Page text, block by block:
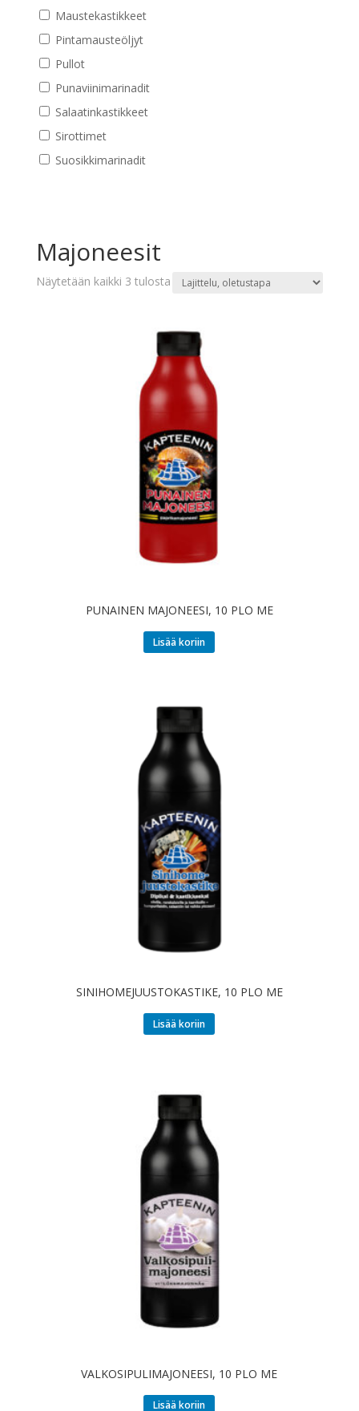
Majoneesit
Näytetään kaikki 3 tulosta
PUNAINEN MAJONEESI, 10 PLO ME
Lisää koriin
SINIHOMEJUUSTOKASTIKE, 10 PLO ME
Lisää koriin
VALKOSIPULIMAJONEESI, 10 PLO ME
Lisää koriin
Maustekastikkeet
Pintamausteöljyt
Pullot
Punaviinimarinadit
Salaatinkastikkeet
Sirottimet
Suosikkimarinadit